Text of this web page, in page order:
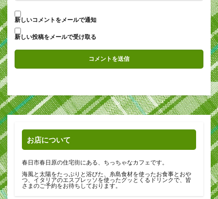
新しいコメントをメールで通知
新しい投稿をメールで受け取る
お店について
春日市春日原の住宅街にある、ちっちゃなカフェです。
海風と太陽をたっぷりと浴びた、糸島食材を使ったお食事とおや
つ、イタリアのエスプレッソを使ったグッとくるドリンクで、皆
さまのご予約をお待ちしております。